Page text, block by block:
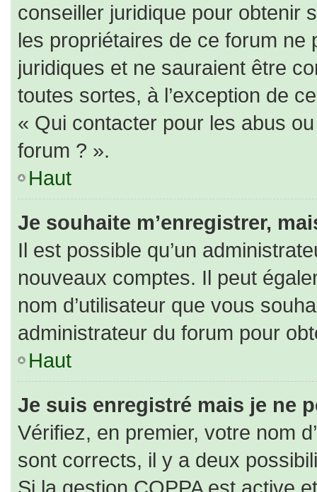
conseiller juridique pour obtenir
les propriétaires de ce forum
juridiques et ne sauraient être
toutes sortes, à l’exception de
« Qui contacter pour les abus
forum ? ».
Haut
Je souhaite m’enregistrer,
Il est possible qu’un
nouveaux comptes. Il peut
nom d’utilisateur que vous
administrateur du forum pour
Haut
Je suis enregistré mais je ne
Vérifiez, en premier, votre nom
sont corrects, il y a deux